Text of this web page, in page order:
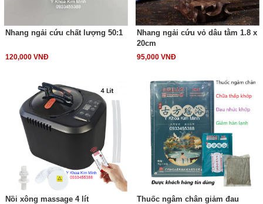
Nhang ngải cứu chất lượng 50:1
120,000 VNĐ
Nhang ngải cứu vỏ dâu tằm 1.8 x
20cm
95,000 VNĐ
Nồi xông massage 4 lít
Thuốc ngâm chân giảm đau